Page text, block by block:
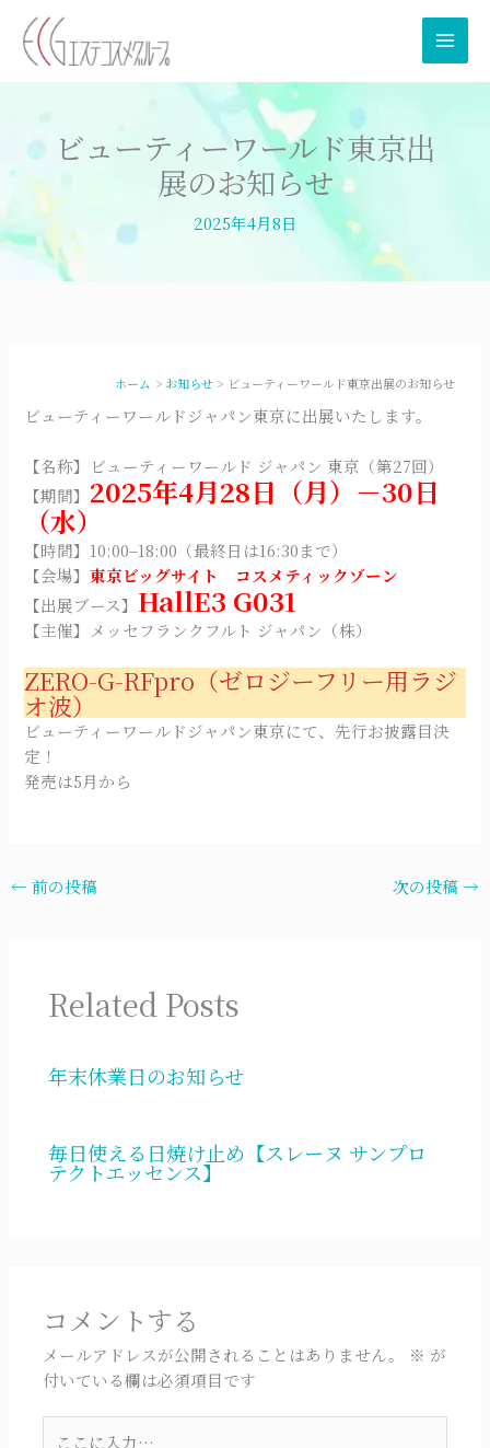
ス
ビューティーワールド東京出
展のお知らせ
2025年4月8日
ホーム お知らせ ビューティーワールド東京出展のお知らせ
ビューティーワールドジャパン東京に出展いたします。
【名称】ビューティーワールド ジャパン 東京（第27回）
【期間】 2025年4月28日（月）－30日
（水）
【時間】10:00–18:00（最終日は16:30まで）
【会場】東京ビッグサイト コスメティックゾーン
【出展ブース】 HallE3 G031
【主催】メッセフランクフルト ジャパン（株）
ZERO-G-RFpro（ゼロジーフリー用ラジ
オ波）
ビューティーワールドジャパン東京にて、先行お披露目決
定！
発売は5月から
← 前の投稿 次の投稿→
Related Posts
年末休業日のお知らせ
毎日使える日焼け止め【スレーヌ サンプロ
テクトエッセンス】
コメントする
メールアドレスが公開されることはありません。 ※ が
付いている欄は必須項目です